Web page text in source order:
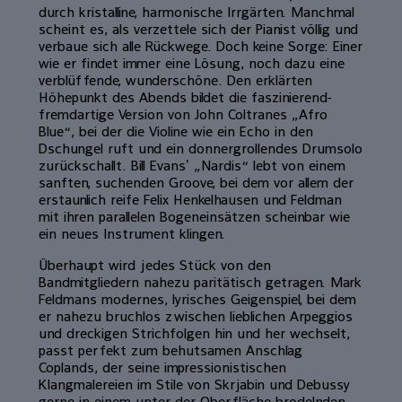
durch kristalline, harmonische Irrgärten. Manchmal
scheint es, als verzettele sich der Pianist völlig und
verbaue sich alle Rückwege. Doch keine Sorge: Einer
wie er findet immer eine Lösung, noch dazu eine
verblüffende, wunderschöne. Den erklärten
Höhepunkt des Abends bildet die faszinierend-
fremdartige Version von John Coltranes „Afro
Blue“, bei der die Violine wie ein Echo in den
Dschungel ruft und ein donnergrollendes Drumsolo
zurückschallt. Bill Evansʼ „Nardis“ lebt von einem
sanften, suchenden Groove, bei dem vor allem der
erstaunlich reife Felix Henkelhausen und Feldman
mit ihren parallelen Bogeneinsätzen scheinbar wie
ein neues Instrument klingen.
Überhaupt wird jedes Stück von den
Bandmitgliedern nahezu paritätisch getragen. Mark
Feldmans modernes, lyrisches Geigenspiel, bei dem
er nahezu bruchlos zwischen lieblichen Arpeggios
und dreckigen Strichfolgen hin und her wechselt,
passt perfekt zum behutsamen Anschlag
Coplands, der seine impressionistischen
Klangmalereien im Stile von Skrjabin und Debussy